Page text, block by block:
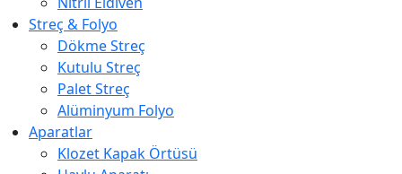
Streç & Folyo
Dökme Streç
Kutulu Streç
Palet Streç
Alüminyum Folyo
Aparatlar
Klozet Kapak Örtüsü